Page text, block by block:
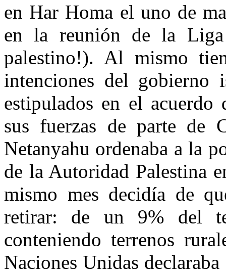
en Har Homa el uno de
en la reunión de la Liga
palestino!). Al mismo
intenciones del
estipulados en el
sus fuerzas de parte de
Netanyahu ordenaba a la
de la Autoridad Palestina
mismo mes decidía de
retirar: de un 9% del
conteniendo terrenos
Naciones Unidas